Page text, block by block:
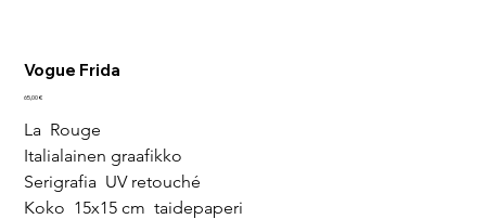
Vogue Frida
Pris
65,00 €
La  Rouge
Italialainen graafikko
Serigrafia  UV retouché
Koko  15x15 cm  taidepaperi